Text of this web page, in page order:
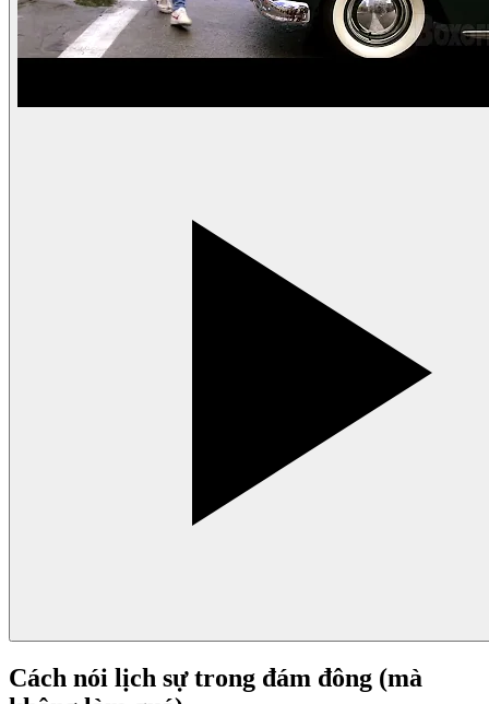
Cách nói lịch sự trong đám đông (mà